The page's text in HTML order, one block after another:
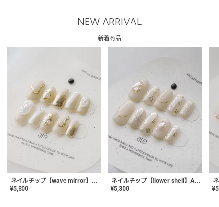
NEW ARRIVAL
新着商品
ネイルチップ【wave mirror】AE-CONA-04
¥5,300
ネイルチップ【flower shell】AE-CONA-03
¥5,300 ¥